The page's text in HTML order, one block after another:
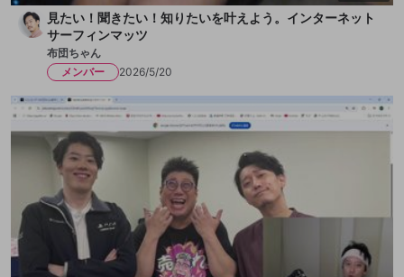
見たい！聞きたい！知りたいを叶えよう。インターネット
サーフィンマッツ
布団ちゃん
メンバー
2026/5/20